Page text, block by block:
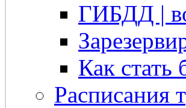
ГИБДД |
Как стать
Расписания